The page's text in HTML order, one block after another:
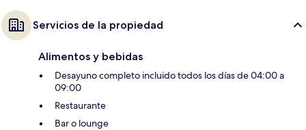
Servicios de la propiedad
Alimentos y bebidas
Desayuno completo incluido todos los días de 04:00 a
09:00
Restaurante
Bar o lounge